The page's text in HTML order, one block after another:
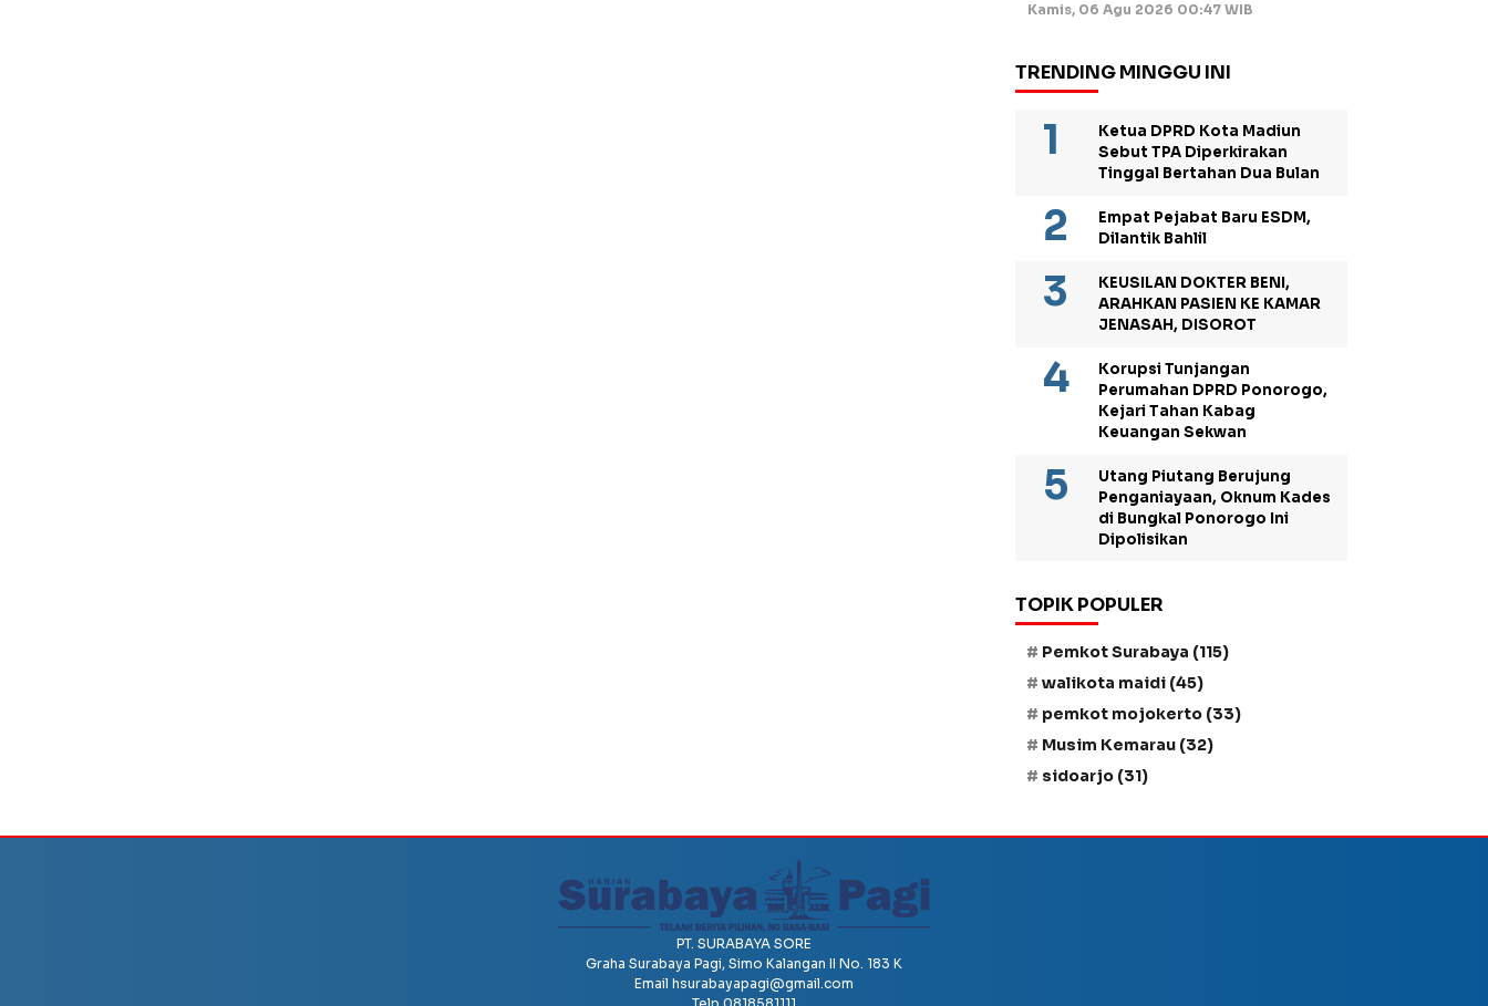
Kamis, 06 Agu 2026 00:47 WIB
TRENDING MINGGU INI
Ketua DPRD Kota Madiun
Sebut TPA Diperkirakan
Tinggal Bertahan Dua Bulan
Empat Pejabat Baru ESDM,
Dilantik Bahlil
KEUSILAN DOKTER BENI,
ARAHKAN PASIEN KE KAMAR
JENASAH, DISOROT
Korupsi Tunjangan
Perumahan DPRD Ponorogo,
Kejari Tahan Kabag
Keuangan Sekwan
Utang Piutang Berujung
Penganiayaan, Oknum Kades
di Bungkal Ponorogo Ini
Dipolisikan
TOPIK POPULER
Pemkot Surabaya (115)
walikota maidi (45)
pemkot mojokerto (33)
Musim Kemarau (32)
sidoarjo (31)
PT. SURABAYA SORE
Graha Surabaya Pagi, Simo Kalangan II No. 183 K
Email hsurabayapagi@gmail.com